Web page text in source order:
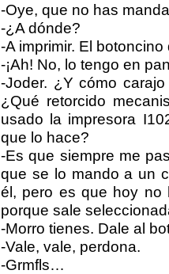
-Oye, que no has
-¿A dónde?
-A imprimir. El
-¡Ah! No, lo tengo en
-Joder. ¿Y cómo
¿Qué retorcido
usado la impresora
que lo hace?
-Es que siempre me
que se lo mando a un
él, pero es que hoy no
porque sale
-Morro tienes. Dale al
-Vale, vale, perdona.
-Grmfls…